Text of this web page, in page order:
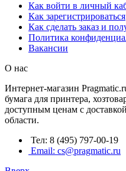
Как войти в личный
Как зарегистрироваться
Как сделать заказ и
Политика
Вакансии
О нас
Интернет-магазин
бумага для принтера,
доступным ценам с
области.
Тел: 8 (495) 797-00-19
Email: cs@pragmatic.ru